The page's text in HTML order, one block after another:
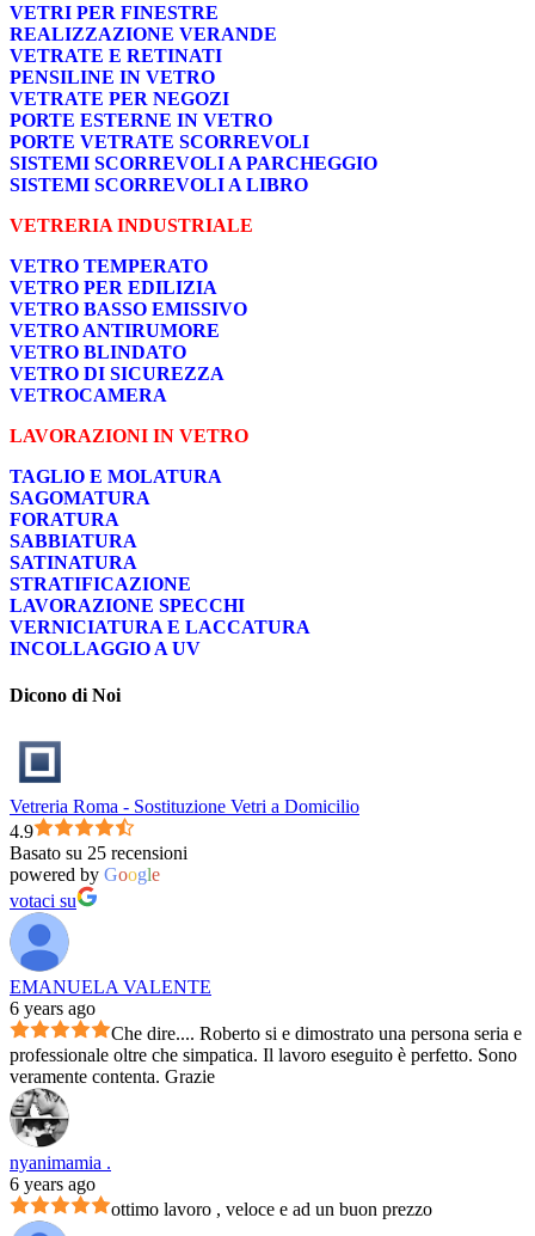
VETRI PER FINESTRE
REALIZZAZIONE VERANDE
VETRATE E RETINATI
PENSILINE IN VETRO
VETRATE PER NEGOZI
PORTE ESTERNE IN VETRO
PORTE VETRATE SCORREVOLI
SISTEMI SCORREVOLI A PARCHEGGIO
SISTEMI SCORREVOLI A LIBRO
VETRERIA INDUSTRIALE
VETRO TEMPERATO
VETRO PER EDILIZIA
VETRO BASSO EMISSIVO
VETRO ANTIRUMORE
VETRO BLINDATO
VETRO DI SICUREZZA
VETROCAMERA
LAVORAZIONI IN VETRO
TAGLIO E MOLATURA
SAGOMATURA
FORATURA
SABBIATURA
SATINATURA
STRATIFICAZIONE
LAVORAZIONE SPECCHI
VERNICIATURA E LACCATURA
INCOLLAGGIO A UV
Dicono di Noi
Vetreria Roma - Sostituzione Vetri a Domicilio
4.9
Basato su 25 recensioni
powered by Google
votaci su
EMANUELA VALENTE
6 years ago
Che dire.... Roberto si e dimostrato una persona seria e
professionale oltre che simpatica. Il lavoro eseguito è perfetto. Sono
veramente contenta. Grazie
nyanimamia .
6 years ago
ottimo lavoro , veloce e ad un buon prezzo